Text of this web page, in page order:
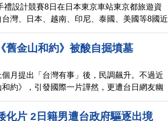
禮設計競賽8日在日本東京車站東京都旅遊資
灣、日本、越南、印尼、泰國、美國等8國近
促成交流，讓所有的優質產品聚在一起，吸
觀與創造商機。
舊金山和約》被酸自掘墳墓
月提出「台灣有事」後，民調飆升。不過近
約》，引發國際一片譁然，更遭台日網友幽
，難道現在台灣還是日本領土嗎？台灣外交
台灣與中共互不隸屬。
化片 2日籍男遭台政府驅逐出境